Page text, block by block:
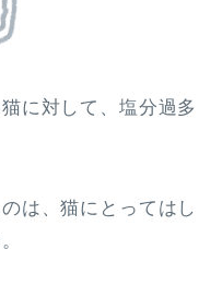
に対して、塩分過多
は、猫にとってはし